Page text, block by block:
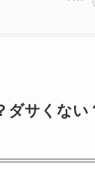
ダサくない